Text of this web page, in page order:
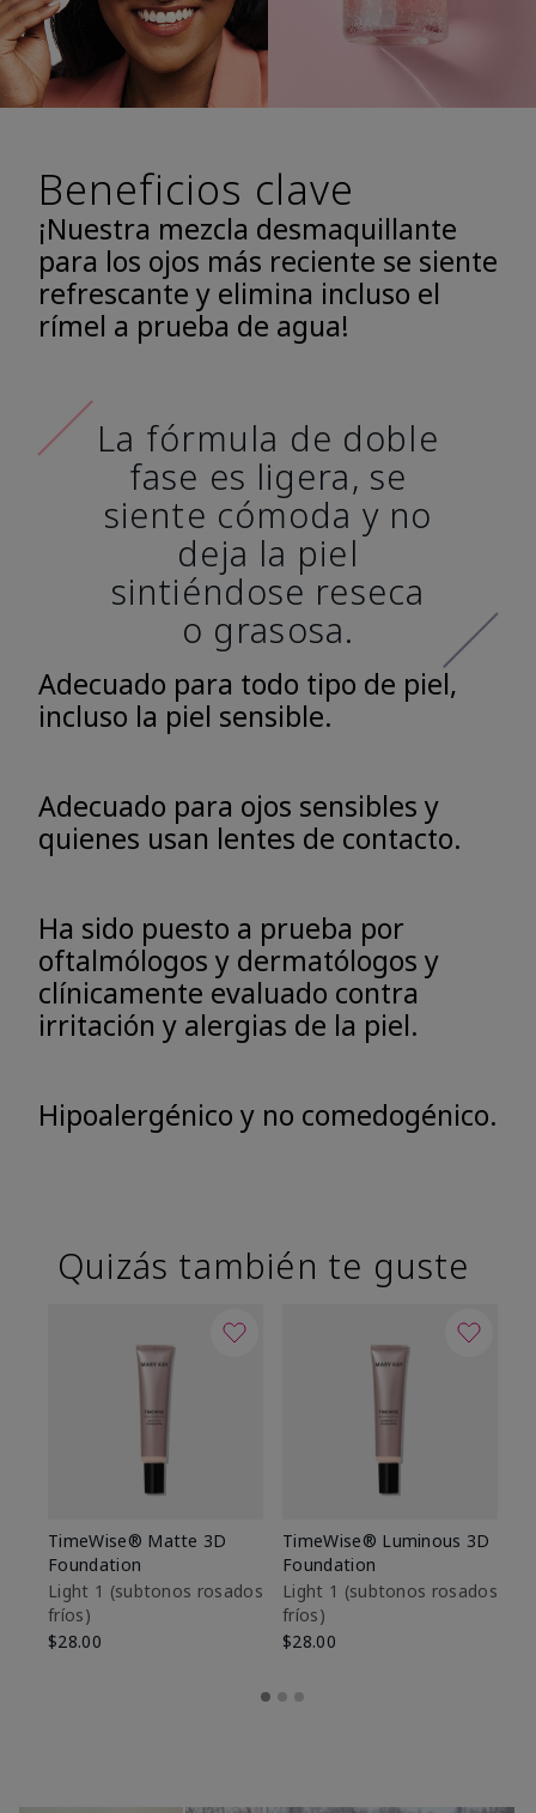
Beneficios clave
¡Nuestra mezcla desmaquillante
para los ojos más reciente se siente
refrescante y elimina incluso el
rímel a prueba de agua!
La fórmula de doble
fase es ligera, se
siente cómoda y no
deja la piel
sintiéndose reseca
o grasosa.
Adecuado para todo tipo de piel,
incluso la piel sensible.
Adecuado para ojos sensibles y
quienes usan lentes de contacto.
Ha sido puesto a prueba por
oftalmólogos y dermatólogos y
clínicamente evaluado contra
irritación y alergias de la piel.
Hipoalergénico y no comedogénico.
Quizás también te guste
TimeWise® Matte 3D
Foundation
Light 1​ (subtonos rosados
fríos)
$28.00
TimeWise® Luminous 3D
Foundation
Light 1​ (subtonos rosados
fríos)
$28.00